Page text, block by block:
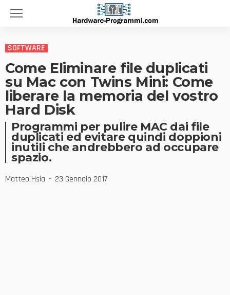
SOFTWARE
Come Eliminare file duplicati
su Mac con Twins Mini: Come
liberare la memoria del vostro
Hard Disk
Programmi per pulire MAC dai file
duplicati ed evitare quindi doppioni
inutili che andrebbero ad occupare
spazio.
Matteo Hsia 23 Gennaio 2017